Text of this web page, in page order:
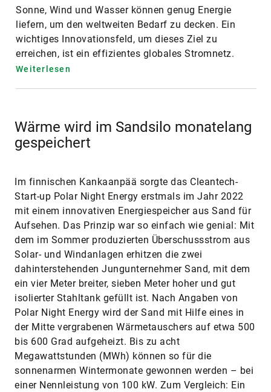
Sonne, Wind und Wasser können genug Energie
liefern, um den weltweiten Bedarf zu decken. Ein
wichtiges Innovationsfeld, um dieses Ziel zu
erreichen, ist ein effizientes globales Stromnetz.
Weiterlesen
Wärme wird im Sandsilo monatelang
gespeichert
Im finnischen Kankaanpää sorgte das Cleantech-
Start-up Polar Night Energy erstmals im Jahr 2022
mit einem innovativen Energiespeicher aus Sand für
Aufsehen. Das Prinzip war so einfach wie genial: Mit
dem im Sommer produzierten Überschussstrom aus
Solar- und Windanlagen erhitzen die zwei
dahinterstehenden Jungunternehmer Sand, mit dem
ein vier Meter breiter, sieben Meter hoher und gut
isolierter Stahltank gefüllt ist. Nach Angaben von
Polar Night Energy wird der Sand mit Hilfe eines in
der Mitte vergrabenen Wärmetauschers auf etwa 500
bis 600 Grad aufgeheizt. Bis zu acht
Megawattstunden (MWh) können so für die
sonnenarmen Wintermonate gewonnen werden – bei
einer Nennleistung von 100 kW. Zum Vergleich: Ein